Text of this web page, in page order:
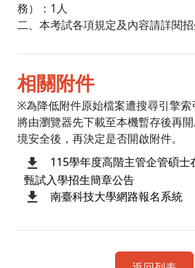
務）：1人
二、本考試各項規定及內容請詳閱招
相關附件
※為降低附件原始檔案遭搜尋引擎
將由瀏覽器先下載至本機暫存後再
境安全後，再決定是否開啟附件。
115學年度高階主管企管碩士
甄試入學招生簡章公告
南臺科技大學網路報名系統